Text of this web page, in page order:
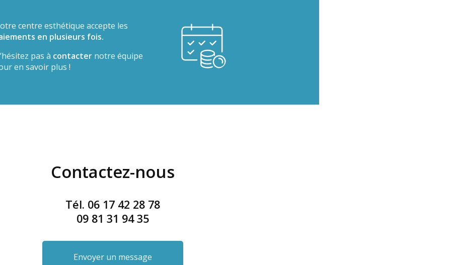
centre esthétique accepte les
en plusieurs fois.
pas à contacter notre équipe
en savoir plus !
Contactez-nous
Tél. 06 17 42 28 78
09 81 31 94 35
Envoyer un message